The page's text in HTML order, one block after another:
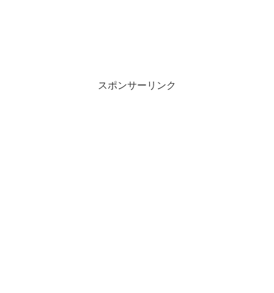
スポンサーリンク